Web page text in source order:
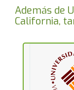
Además de
California,